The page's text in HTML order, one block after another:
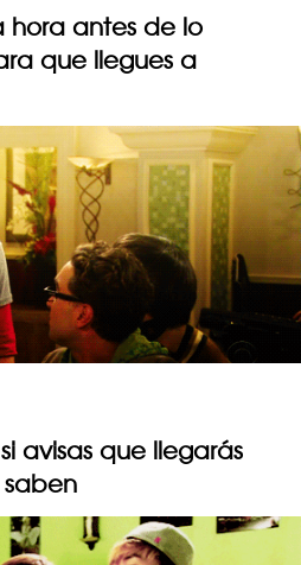
hora antes de lo
que llegues a
avisas que llegarás